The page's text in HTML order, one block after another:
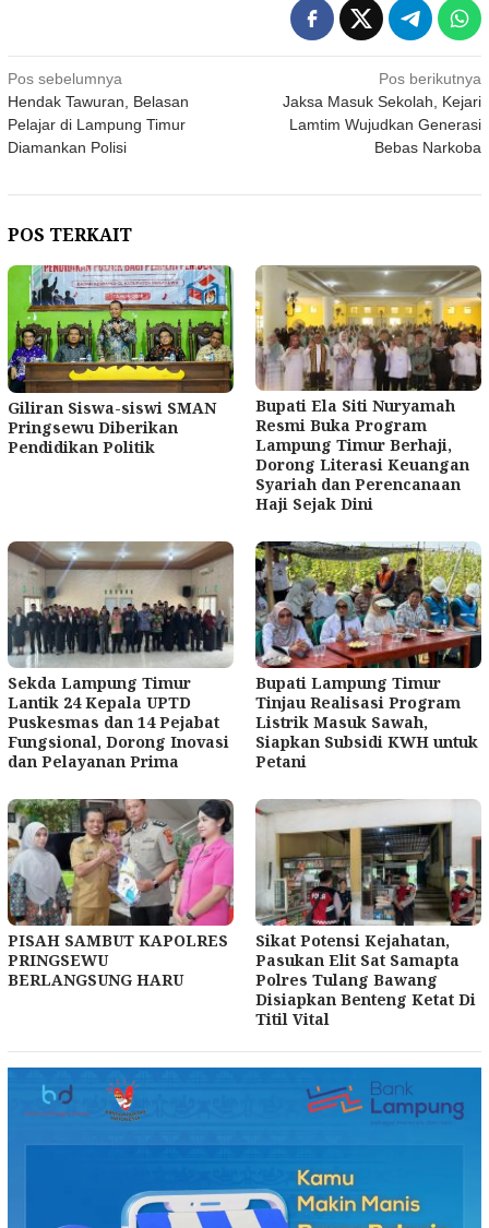
Navigasi
pos
Pos sebelumnya
Hendak Tawuran, Belasan
Pelajar di Lampung Timur
Diamankan Polisi
Pos berikutnya
Jaksa Masuk Sekolah, Kejari
Lamtim Wujudkan Generasi
Bebas Narkoba
POS TERKAIT
Giliran Siswa-siswi SMAN
Pringsewu Diberikan
Pendidikan Politik
Bupati Ela Siti Nuryamah
Resmi Buka Program
Lampung Timur Berhaji,
Dorong Literasi Keuangan
Syariah dan Perencanaan
Haji Sejak Dini
Sekda Lampung Timur
Lantik 24 Kepala UPTD
Puskesmas dan 14 Pejabat
Fungsional, Dorong Inovasi
dan Pelayanan Prima
Bupati Lampung Timur
Tinjau Realisasi Program
Listrik Masuk Sawah,
Siapkan Subsidi KWH untuk
Petani
PISAH SAMBUT KAPOLRES
PRINGSEWU
BERLANGSUNG HARU
Sikat Potensi Kejahatan,
Pasukan Elit Sat Samapta
Polres Tulang Bawang
Disiapkan Benteng Ketat Di
Titil Vital